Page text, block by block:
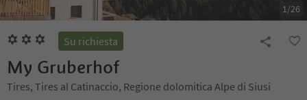
1/26
Su richiesta
My Gruberhof
Tires, Tires al Catinaccio, Regione dolomitica Alpe di Siusi